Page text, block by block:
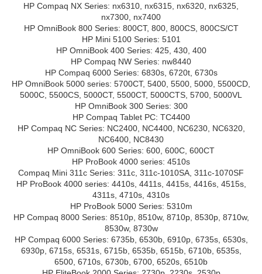
HP Compaq NX Series: nx6310, nx6315, nx6320, nx6325,
nx7300, nx7400
HP OmniBook 800 Series: 800CT, 800, 800CS, 800CS/CT
HP Mini 5100 Series: 5101
HP OmniBook 400 Series: 425, 430, 400
HP Compaq NW Series: nw8440
HP Compaq 6000 Series: 6830s, 6720t, 6730s
HP OmniBook 5000 series: 5700CT, 5400, 5500, 5000, 5500CD,
5000C, 5500CS, 5000CT, 5500CT, 5000CTS, 5700, 5000VL
HP OmniBook 300 Series: 300
HP Compaq Tablet PC: TC4400
HP Compaq NC Series: NC2400, NC4400, NC6230, NC6320,
NC6400, NC8430
HP OmniBook 600 Series: 600, 600C, 600CT
HP ProBook 4000 series: 4510s
Compaq Mini 311c Series: 311c, 311c-1010SA, 311c-1070SF
HP ProBook 4000 series: 4410s, 4411s, 4415s, 4416s, 4515s,
4311s, 4710s, 4310s
HP ProBook 5000 Series: 5310m
HP Compaq 8000 Series: 8510p, 8510w, 8710p, 8530p, 8710w,
8530w, 8730w
HP Compaq 6000 Series: 6735b, 6530b, 6910p, 6735s, 6530s,
6930p, 6715s, 6531s, 6715b, 6535b, 6515b, 6710b, 6535s,
6500, 6710s, 6730b, 6700, 6520s, 6510b